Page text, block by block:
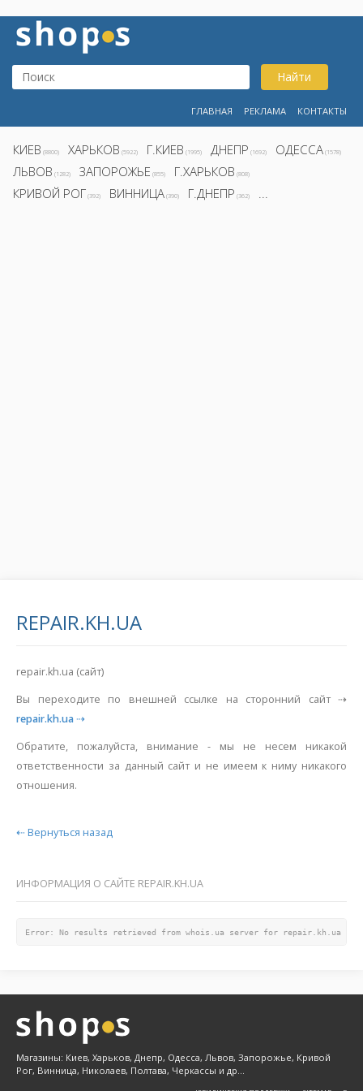
Найти
ГЛАВНАЯ РЕКЛАМА КОНТАКТЫ
КИЕВ (8800) ХАРЬКОВ (5922) Г.КИЕВ (1995) ДНЕПР (1692) ОДЕССА (1578)
ЛЬВОВ (1282) ЗАПОРОЖЬЕ (855) Г.ХАРЬКОВ (808)
КРИВОЙ РОГ (392) ВИННИЦА (390) Г.ДНЕПР (362) ...
REPAIR.KH.UA
repair.kh.ua (сайт)
Вы переходите по внешней ссылке на сторонний сайт ⇢
repair.kh.ua⇢
Обратите, пожалуйста, внимание - мы не несем никакой
ответственности за данный сайт и не имеем к ниму никакого
отношения.
⇠ Вернуться назад
ИНФОРМАЦИЯ О САЙТЕ REPAIR.KH.UA
Error: No results retrieved from whois.ua server for repair.kh.ua
Магазины: Киев, Харьков, Днепр, Одесса, Львов, Запорожье, Кривой
Рог, Винница, Николаев, Полтава, Черкассы и др...